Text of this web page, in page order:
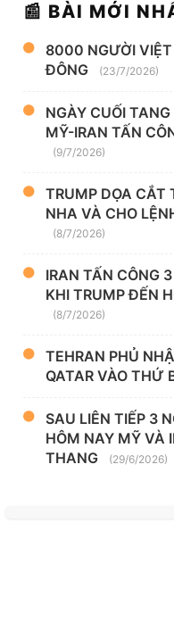
📰 BÀI MỚI
8000 NGƯỜI VIỆT
ĐÔNG
(23/7/2026)
NGÀY CUỐI
MỸ-IRAN TẤN
(9/7/2026)
TRUMP DỌA CẮT
NHA VÀ CHO
(8/7/2026)
IRAN TẤN CÔNG
KHI TRUMP ĐẾN
(8/7/2026)
TEHRAN PHỦ
QATAR VÀO THỨ
SAU LIÊN TIẾP 3
HÔM NAY MỸ VÀ
THANG
(29/6/2026)